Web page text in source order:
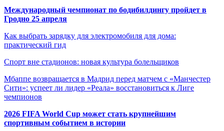
Международный чемпионат по бодибилдингу пройдет в
Гродно 25 апреля
Как выбрать зарядку для электромобиля для дома:
практический гид
Спорт вне стадионов: новая культура болельщиков
Мбаппе возвращается в Мадрид перед матчем с «Манчестер
Сити»: успеет ли лидер «Реала» восстановиться к Лиге
чемпионов
2026 FIFA World Cup может стать крупнейшим
спортивным событием в истории